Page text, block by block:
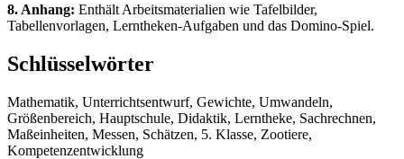
8. Anhang: Enthält Arbeitsmaterialien wie Tafelbilder,
Tabellenvorlagen, Lerntheken-Aufgaben und das Domino-Spiel.
Schlüsselwörter
Mathematik, Unterrichtsentwurf, Gewichte, Umwandeln,
Größenbereich, Hauptschule, Didaktik, Lerntheke, Sachrechnen,
Maßeinheiten, Messen, Schätzen, 5. Klasse, Zootiere,
Kompetenzentwicklung